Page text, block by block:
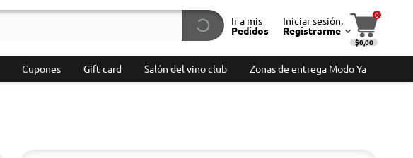
Ir a mis
Pedidos
Iniciar sesión,
Registrarme
0
$0,00
Cupones Gift card Salón del vino club Zonas de entrega Modo Ya